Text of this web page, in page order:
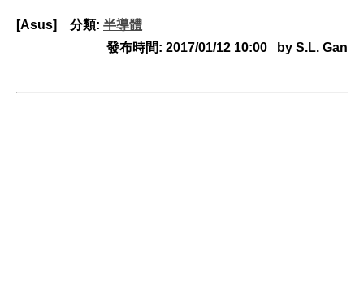
[Asus] 分類: 半導體
發布時間: 2017/01/12 10:00 by S.L. Gan